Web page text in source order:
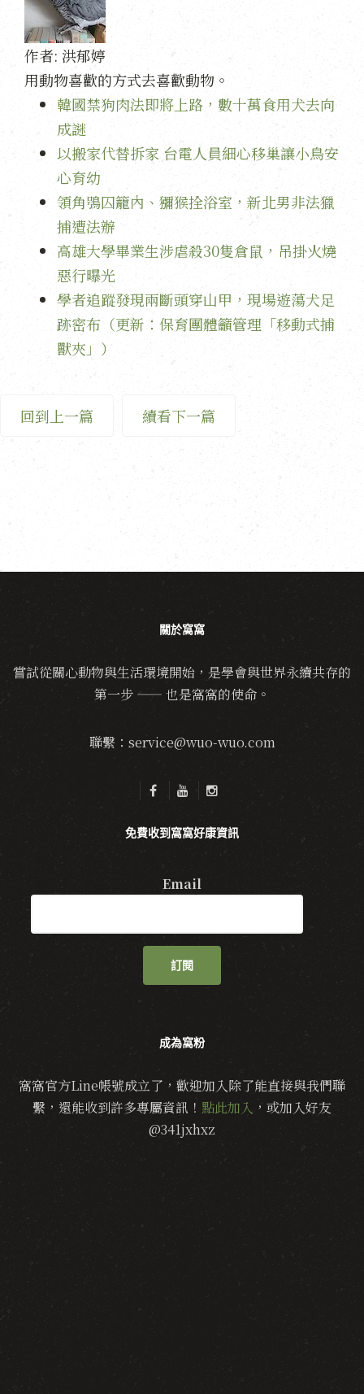
作者: 洪郁婷
用動物喜歡的方式去喜歡動物。
韓國禁狗肉法即將上路，數十萬食用犬去向
成謎
以搬家代替拆家 台電人員細心移巢讓小鳥安
心育幼
領角鴞囚籠內、獼猴拴浴室，新北男非法獵
捕遭法辦
高雄大學畢業生涉虐殺30隻倉鼠，吊掛火燒
惡行曝光
學者追蹤發現兩斷頭穿山甲，現場遊蕩犬足
跡密布（更新：保育團體籲管理「移動式捕
獸夾」）
回到上一篇 續看下一篇
關於窩窩
嘗試從關心動物與生活環境開始，是學會與世界永續共存的
第一步 —— 也是窩窩的使命。
聯繫：service@wuo-wuo.com
免費收到窩窩好康資訊
Email
訂閱
成為窩粉
窩窩官方Line帳號成立了，歡迎加入除了能直接與我們聯
繫，還能收到許多專屬資訊！ 點此加入 ，或加入好友
@341jxhxz